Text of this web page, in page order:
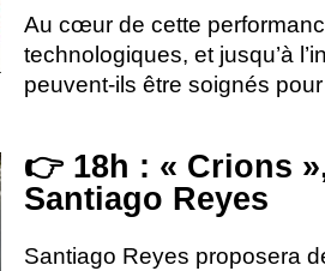
Au cœur de cette
technologiques, et jusqu’à
peuvent-ils être soignés
👉 18h : « Crions
Santiago Reyes
Santiago Reyes proposera